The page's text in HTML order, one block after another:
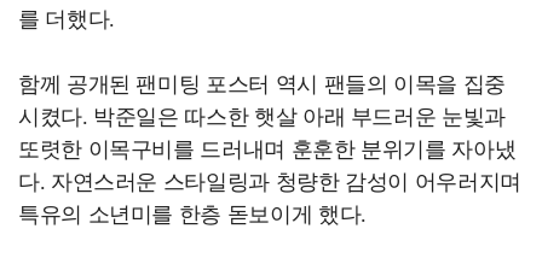
를 더했다.
함께 공개된 팬미팅 포스터 역시 팬들의 이목을 집중
시켰다. 박준일은 따스한 햇살 아래 부드러운 눈빛과
또렷한 이목구비를 드러내며 훈훈한 분위기를 자아냈
다. 자연스러운 스타일링과 청량한 감성이 어우러지며
특유의 소년미를 한층 돋보이게 했다.